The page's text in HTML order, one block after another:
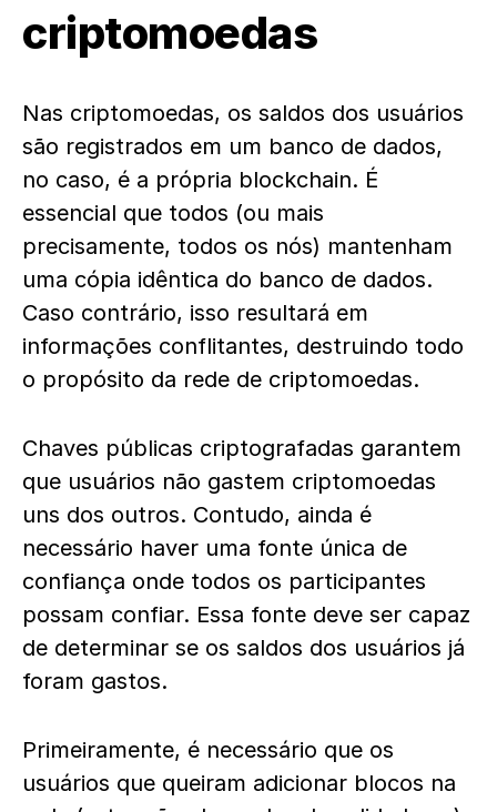
criptomoedas
Nas criptomoedas, os saldos dos usuários
são registrados em um banco de dados,
no caso, é a própria blockchain. É
essencial que todos (ou mais
precisamente, todos os nós) mantenham
uma cópia idêntica do banco de dados.
Caso contrário, isso resultará em
informações conflitantes, destruindo todo
o propósito da rede de criptomoedas.
Chaves públicas criptografadas garantem
que usuários não gastem criptomoedas
uns dos outros. Contudo, ainda é
necessário haver uma fonte única de
confiança onde todos os participantes
possam confiar. Essa fonte deve ser capaz
de determinar se os saldos dos usuários já
foram gastos.
Primeiramente, é necessário que os
usuários que queiram adicionar blocos na